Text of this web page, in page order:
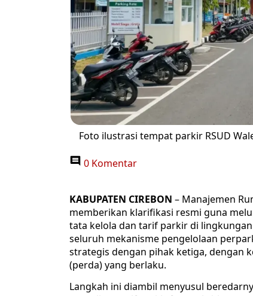
Foto ilustrasi tempat parkir RSUD
0 Komentar
KABUPATEN CIREBON – Manajemen
memberikan klarifikasi resmi guna
tata kelola dan tarif parkir di
seluruh mekanisme pengelolaan
strategis dengan pihak ketiga, dengan
(perda) yang berlaku.
Langkah ini diambil menyusul